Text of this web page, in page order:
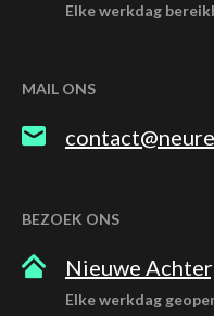
Elke werkdag
MAIL ONS
BEZOEK ONS
Nieuwe
Elke werkdag